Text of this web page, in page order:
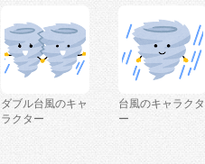
ダブル台風のキャ
ラクター
台風のキャラクタ
ー